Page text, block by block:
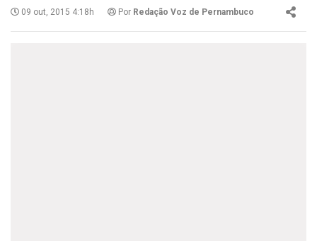
09 out, 2015 4:18h Por Redação Voz de Pernambuco